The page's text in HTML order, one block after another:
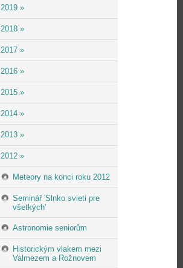
2019 »
2018 »
2017 »
2016 »
2015 »
2014 »
2013 »
2012 »
Meteory na konci roku 2012
Seminář 'Slnko svieti pre
všetkých'
Astronomie seniorům
Historickým vlakem mezi
Valmezem a Rožnovem